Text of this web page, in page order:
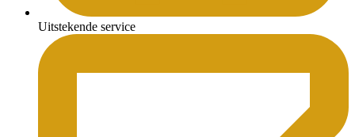
Uitstekende service